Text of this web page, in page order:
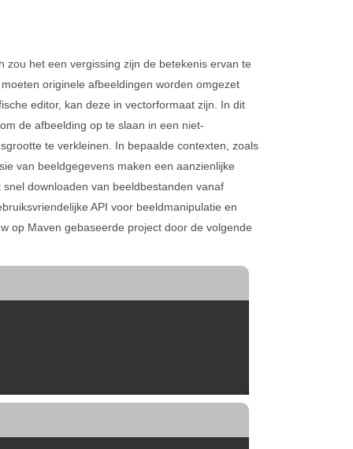
het een vergissing zijn de betekenis ervan te
originele afbeeldingen worden omgezet
editor, kan deze in vectorformaat zijn. In dit
de afbeelding op te slaan in een niet-
te verkleinen. In bepaalde contexten, zoals
van beeldgegevens maken een aanzienlijke
downloaden van beeldbestanden vanaf
API voor beeldmanipulatie en
op Maven gebaseerde project door de volgende